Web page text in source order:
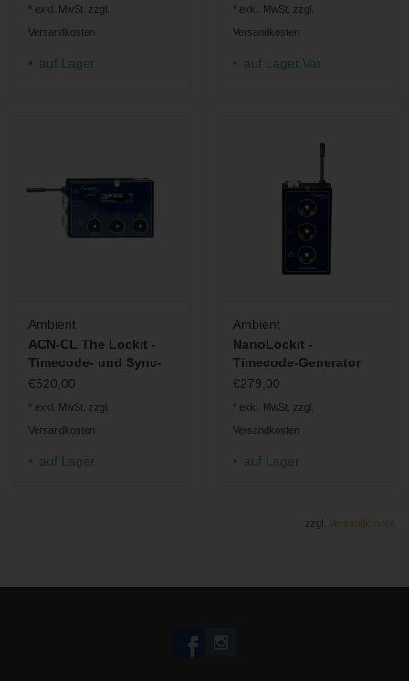
* exkl. MwSt. zzgl.
Versandkosten
auf Lager
* exkl. MwSt. zzgl.
Versandkosten
auf Lager,Var
Ambient
ACN-CL The Lockit -
Timecode- und Sync-
Generator
€520,00
* exkl. MwSt. zzgl.
Versandkosten
auf Lager
Ambient
NanoLockit -
Timecode-Generator
und -Transceiver
€279,00
* exkl. MwSt. zzgl.
Versandkosten
auf Lager
zzgl. Versandkosten